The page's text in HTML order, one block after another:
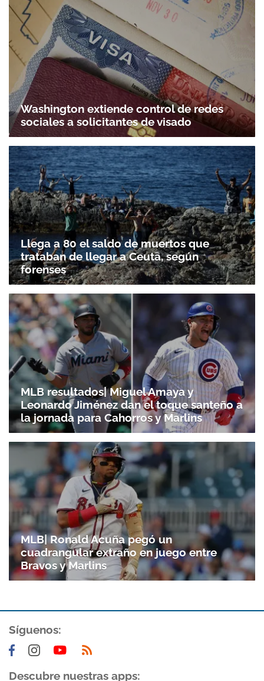
Washington extiende control de redes
sociales a solicitantes de visado
Llega a 80 el saldo de muertos que
trataban de llegar a Ceuta, según
forenses
MLB resultados| Miguel Amaya y
Leonardo Jiménez dan el toque santeño a
la jornada para Cahorros y Marlins
MLB| Ronald Acuña pegó un
cuadrangular extraño en juego entre
Bravos y Marlins
Síguenos:
Descubre nuestras apps: